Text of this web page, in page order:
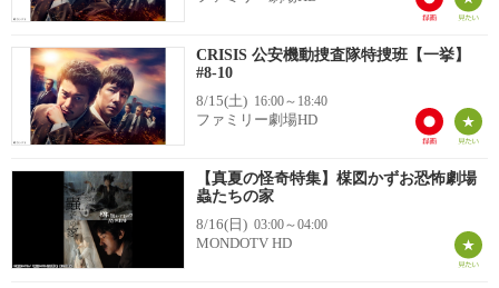
CRISIS 公安機動捜査隊特捜班【一挙】
#8-10
8/15(土) 16:00～18:40
ファミリー劇場HD
【真夏の怪奇特集】楳図かずお恐怖劇場
蟲たちの家
8/16(日) 03:00～04:00
MONDOTV HD